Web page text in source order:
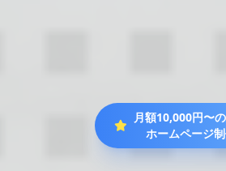
月額10,000円〜
ホームページ